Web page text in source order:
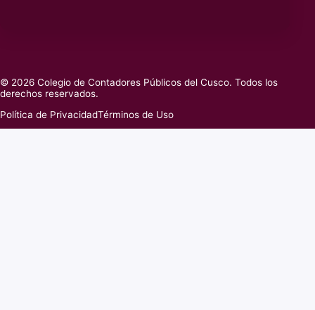
© 2026 Colegio de Contadores Públicos del Cusco. Todos los
derechos reservados.
Política de PrivacidadTérminos de Uso